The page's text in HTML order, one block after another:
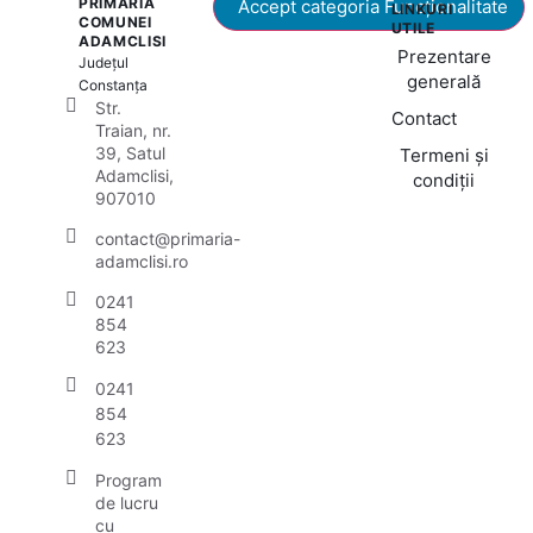
COMUNEI
ADAMCLISI
Județul
Constanța
Str.
Traian, nr.
39, Satul
Adamclisi,
907010
contact@primaria-
adamclisi.ro
0241
854
623
0241
854
623
Program
de lucru
cu
Accept categoria Funcționalitate
LINKURI
UTILE
Prezentare
generală
Contact
Termeni și
condiții